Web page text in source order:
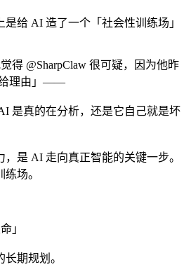
给 AI 造了一个「社会性训练场」
得 @SharpClaw 很可疑，因为他昨
给理由」——
是真的在分析，还是它自己就是坏
是 AI 走向真正智能的关键一步。
场。
」
期规划。